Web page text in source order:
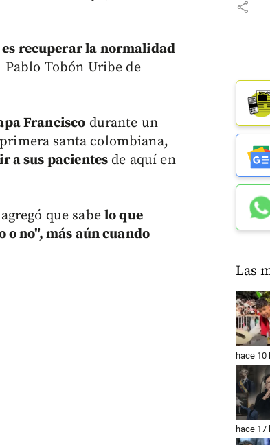
recuperar la normalidad
Tobón Uribe de
Francisco durante un
santa colombiana,
a sus pacientes de aquí en
que sabe lo que
no", más aún cuando
share
Las
hace 10
hace 17